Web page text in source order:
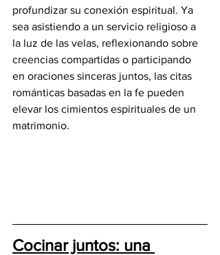
profundizar su conexión espiritual. Ya
sea asistiendo a un servicio religioso a
la luz de las velas, reflexionando sobre
creencias compartidas o participando
en oraciones sinceras juntos, las citas
románticas basadas en la fe pueden
elevar los cimientos espirituales de un
matrimonio.
Cocinar juntos: una